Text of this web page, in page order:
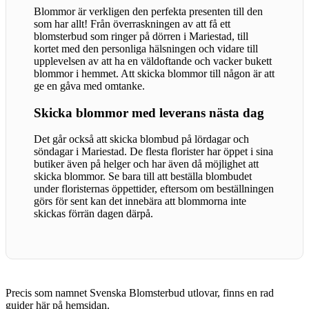
Blommor är verkligen den perfekta presenten till den
som har allt! Från överraskningen av att få ett
blomsterbud som ringer på dörren i Mariestad, till
kortet med den personliga hälsningen och vidare till
upplevelsen av att ha en väldoftande och vacker bukett
blommor i hemmet. Att skicka blommor till någon är att
ge en gåva med omtanke.
Skicka blommor med leverans nästa dag
Det går också att skicka blombud på lördagar och
söndagar i Mariestad. De flesta florister har öppet i sina
butiker även på helger och har även då möjlighet att
skicka blommor. Se bara till att beställa blombudet
under floristernas öppettider, eftersom om beställningen
görs för sent kan det innebära att blommorna inte
skickas förrän dagen därpå.
Precis som namnet Svenska Blomsterbud utlovar, finns en rad
guider här på hemsidan.